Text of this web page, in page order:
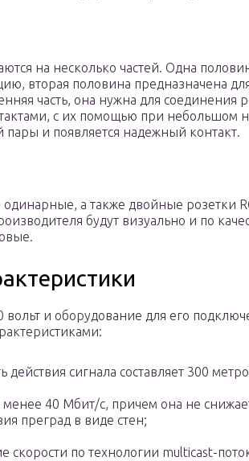
на несколько частей. Одна
вторая половина предназначена
часть, она нужна для соединения
с их помощью при небольшом
и появляется надежный контакт.
а также двойные розетки
будут визуально и по
вольт и оборудование для его
действия сигнала составляет 300
менее 40 Мбит/с, причем она не
преград в виде стен;
скорости по технологии multicast-